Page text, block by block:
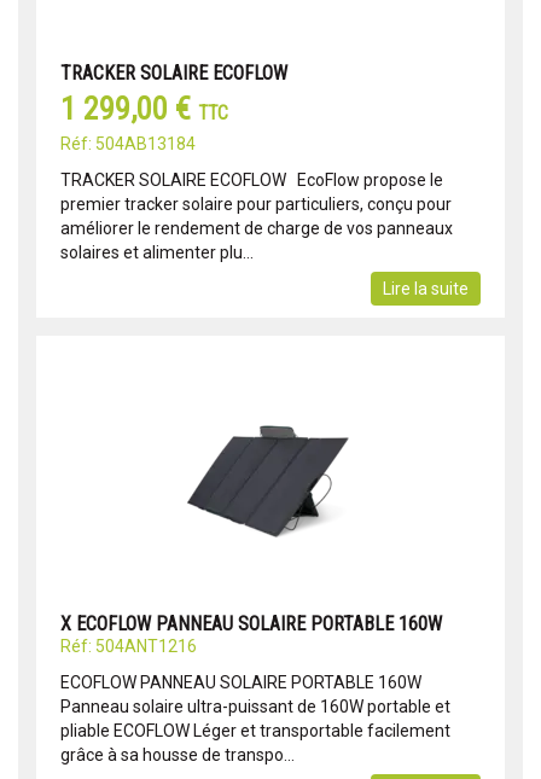
TRACKER SOLAIRE ECOFLOW
1 299,00 € TTC
Réf: 504AB13184
TRACKER SOLAIRE ECOFLOW EcoFlow propose le
premier tracker solaire pour particuliers, conçu pour
améliorer le rendement de charge de vos panneaux
solaires et alimenter plu...
Lire la suite
X ECOFLOW PANNEAU SOLAIRE PORTABLE 160W
Réf: 504ANT1216
ECOFLOW PANNEAU SOLAIRE PORTABLE 160W
Panneau solaire ultra-puissant de 160W portable et
pliable ECOFLOW Léger et transportable facilement
grâce à sa housse de transpo...